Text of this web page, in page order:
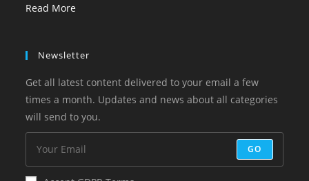
Read More
Newsletter
Get all latest content delivered to your email a few
times a month. Updates and news about all categories
will send to you.
GO